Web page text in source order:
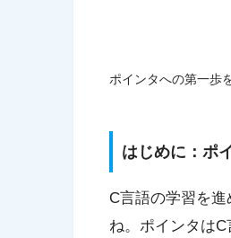
ポインタへの第一歩
はじめに：ポ
C言語の学習を
ね。ポインタは